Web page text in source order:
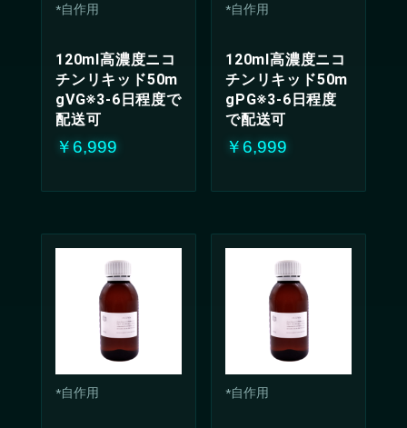
*自作用
120ml高濃度ニコ
チンリキッド50m
gVG※3-6日程度で
配送可
￥6,999
*自作用
120ml高濃度ニコ
チンリキッド50m
gPG※3-6日程度
で配送可
￥6,999
*自作用 *自作用